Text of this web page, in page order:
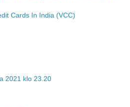
Cards In India (VCC)
2021 klo 23.20